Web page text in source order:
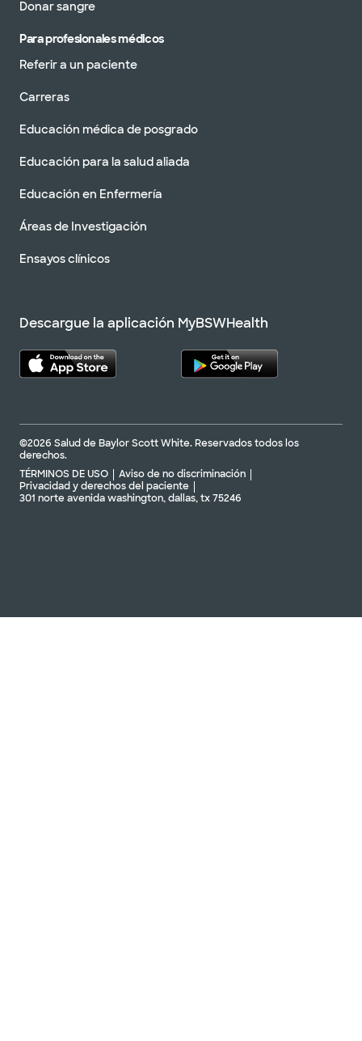
Donar sangre
Para profesionales médicos
Referir a un paciente
Carreras
Educación médica de posgrado
Educación para la salud aliada
Educación en Enfermería
Áreas de Investigación
Ensayos clínicos
Descargue la aplicación MyBSWHealth
©2026 Salud de Baylor Scott White. Reservados todos los
derechos.
TÉRMINOS DE USO
Aviso de no discriminación
Privacidad y derechos del paciente
301 norte avenida washington, dallas, tx 75246